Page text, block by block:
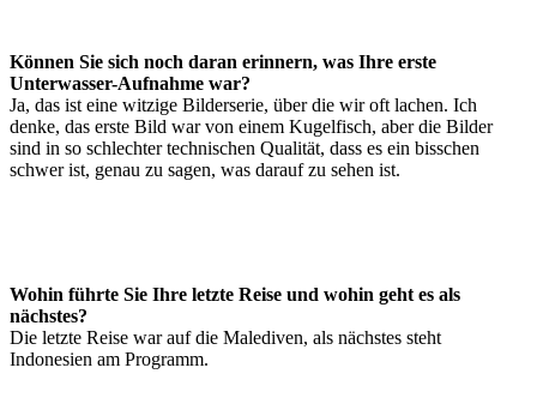
Können Sie sich noch daran erinnern, was Ihre erste
Unterwasser-Aufnahme war?
Ja, das ist eine witzige Bilderserie, über die wir oft lachen. Ich
denke, das erste Bild war von einem Kugelfisch, aber die Bilder
sind in so schlechter technischen Qualität, dass es ein bisschen
schwer ist, genau zu sagen, was darauf zu sehen ist.
Wohin führte Sie Ihre letzte Reise und wohin geht es als
nächstes?
Die letzte Reise war auf die Malediven, als nächstes steht
Indonesien am Programm.